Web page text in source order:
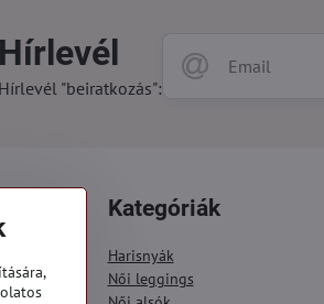
Hírlevél
Hírlevél "beiratkozás":
Kategóriák
Harisnyák
Női leggings